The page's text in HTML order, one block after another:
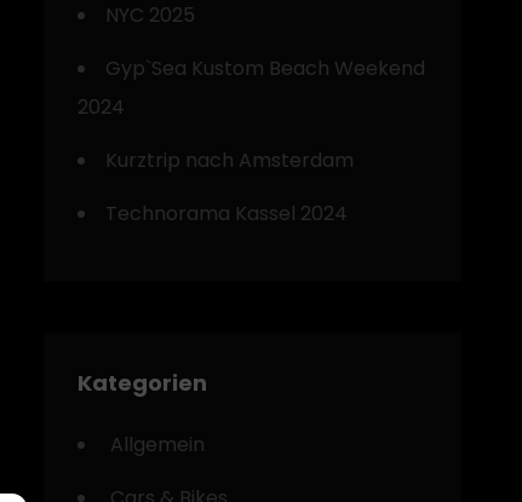
NYC 2025
Gyp`Sea Kustom Beach Weekend
2024
Kurztrip nach Amsterdam
Technorama Kassel 2024
Kategorien
Allgemein